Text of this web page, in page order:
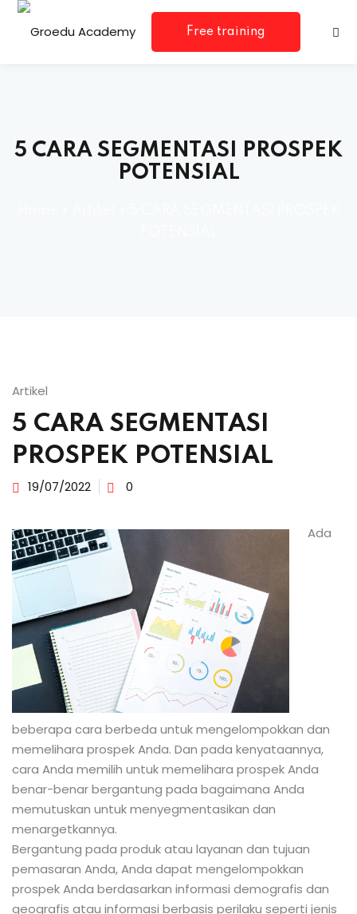
Free training
5 CARA SEGMENTASI PROSPEK
POTENSIAL
Artikel
5 CARA SEGMENTASI
PROSPEK POTENSIAL
19/07/2022 0
Ada
beberapa cara berbeda untuk mengelompokkan dan
memelihara prospek Anda. Dan pada kenyataannya,
cara Anda memilih untuk memelihara prospek Anda
benar-benar bergantung pada bagaimana Anda
memutuskan untuk menyegmentasikan dan
menargetkannya.
Bergantung pada produk atau layanan dan tujuan
pemasaran Anda, Anda dapat mengelompokkan
prospek Anda berdasarkan informasi demografis dan
geografis atau informasi berbasis perilaku seperti jenis